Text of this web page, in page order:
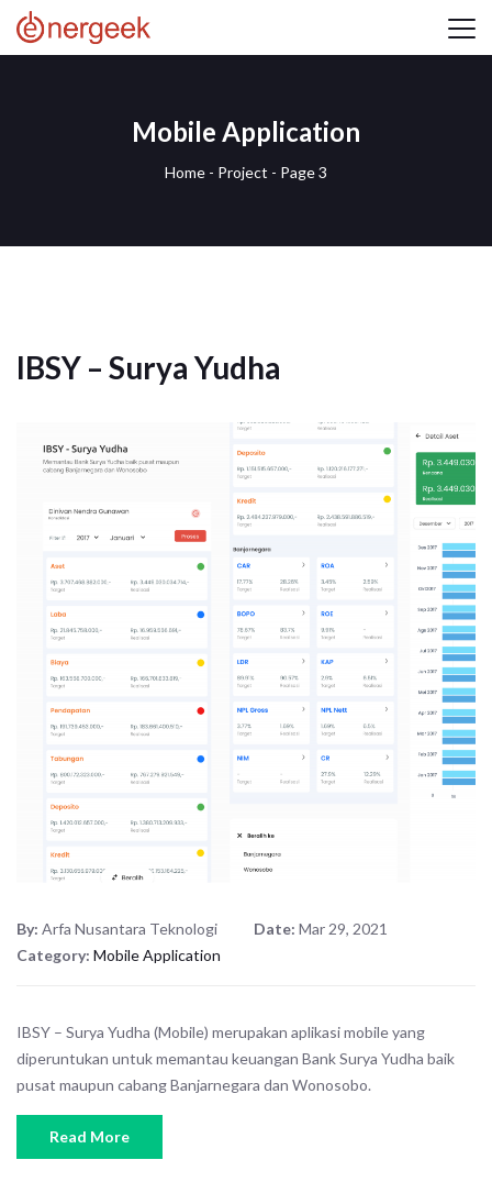
Mobile Application
Home - Project - Page 3
IBSY – Surya Yudha
By: Arfa Nusantara Teknologi Date: Mar 29, 2021
Category: Mobile Application
IBSY – Surya Yudha (Mobile) merupakan aplikasi mobile yang
diperuntukan untuk memantau keuangan Bank Surya Yudha baik
pusat maupun cabang Banjarnegara dan Wonosobo.
Read More